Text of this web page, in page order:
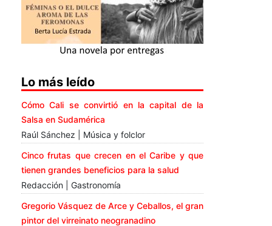
Lo más leído
Cómo Cali se convirtió en la capital de la
Salsa en Sudamérica
Raúl Sánchez | Música y folclor
Cinco frutas que crecen en el Caribe y que
tienen grandes beneficios para la salud
Redacción | Gastronomía
Gregorio Vásquez de Arce y Ceballos, el gran
pintor del virreinato neogranadino